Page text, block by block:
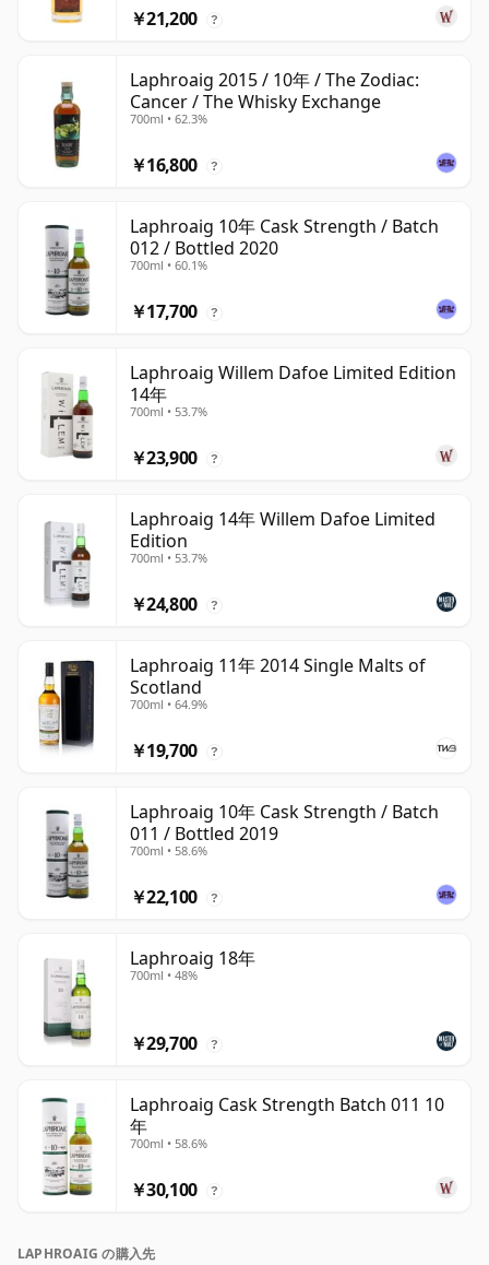
￥21,200 ?
Laphroaig 2015 / 10年 / The Zodiac:
Cancer / The Whisky Exchange
700ml • 62.3%
￥16,800 ?
Laphroaig 10年 Cask Strength / Batch
012 / Bottled 2020
700ml • 60.1%
￥17,700 ?
Laphroaig Willem Dafoe Limited Edition
14年
700ml • 53.7%
￥23,900 ?
Laphroaig 14年 Willem Dafoe Limited
Edition
700ml • 53.7%
￥24,800 ?
Laphroaig 11年 2014 Single Malts of
Scotland
700ml • 64.9%
￥19,700 ?
Laphroaig 10年 Cask Strength / Batch
011 / Bottled 2019
700ml • 58.6%
￥22,100 ?
Laphroaig 18年
700ml • 48%
￥29,700 ?
Laphroaig Cask Strength Batch 011 10
年
700ml • 58.6%
￥30,100 ?
LAPHROAIG の購入先